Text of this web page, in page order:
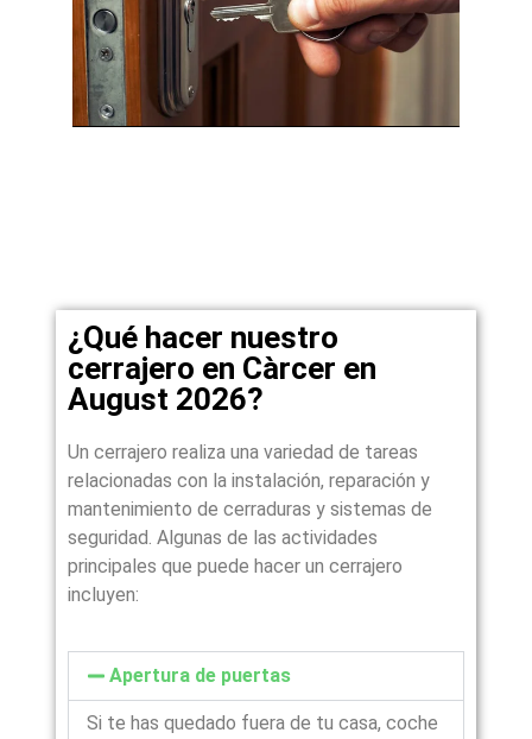
¿Qué hacer nuestro
cerrajero en Càrcer en
August 2026?
Un cerrajero realiza una variedad de tareas
relacionadas con la instalación, reparación y
mantenimiento de cerraduras y sistemas de
seguridad. Algunas de las actividades
principales que puede hacer un cerrajero
incluyen:
Apertura de puertas
Si te has quedado fuera de tu casa, coche